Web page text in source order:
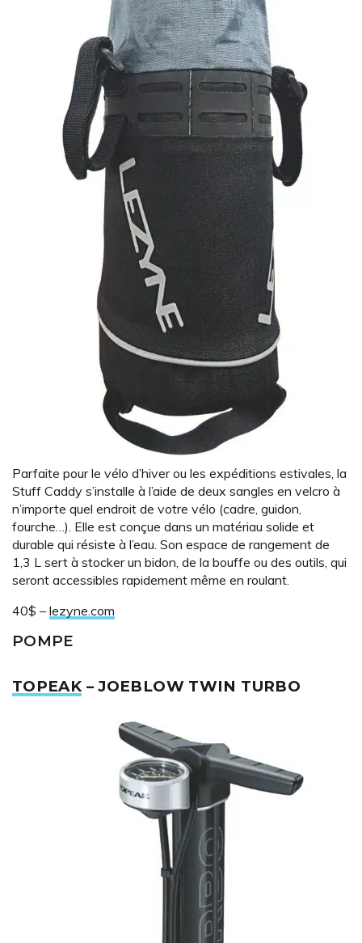
Parfaite pour le vélo d’hiver ou les expéditions estivales, la
Stuff Caddy s’installe à l’aide de deux sangles en velcro à
n’importe quel endroit de votre vélo (cadre, guidon,
fourche…). Elle est conçue dans un matériau solide et
durable qui résiste à l’eau. Son espace de rangement de
1,3 L sert à stocker un bidon, de la bouffe ou des outils, qui
seront accessibles rapidement même en roulant.
40$ – lezyne.com
POMPE
TOPEAK– JOEBLOW TWIN TURBO